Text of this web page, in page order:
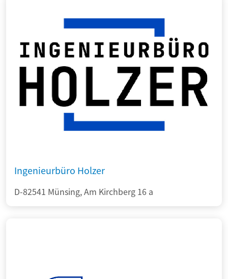
Ingenieurbüro Holzer
D-82541 Münsing, Am Kirchberg 16 a